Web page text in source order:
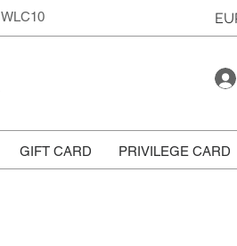
GIFT CARD PRIVILEGE CARD